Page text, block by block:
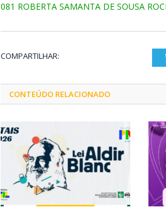
081 ROBERTA SAMANTA DE SOUSA
COMPARTILHAR:
CONTEÚDO RELACIONADO